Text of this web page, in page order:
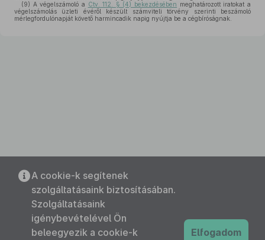
(9) A végelszámoló a Ctv. 112. § (4) bekezdésében meghatározott iratokat a
végelszámolás üzleti évéről készült számviteli törvény szerinti beszámoló
mérlegfordulónapját követő harmincadik napig nyújtja be a cégbíróságnak.
A cookie-k segítenek
szolgáltatásaink biztosításában.
Szolgáltatásaink
igénybevételével Ön
beleegyezik a cookie-k
Elfogadom